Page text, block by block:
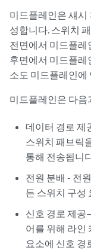
미드플레인은 섀시
성합니다. 스위치
전면에서 미드플레
후면에서 미드플레
소도 미드플레인에
미드플레인은 다음
데이터 경로 제
스위치 패브릭
통해 전송됩니
전원 분배 - 전
든 스위치 구성
신호 경로 제공
어를 위해 라인
요소에 신호 경